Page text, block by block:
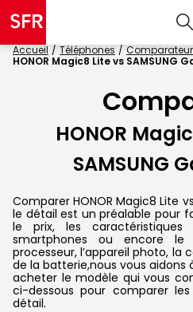
Accueil Téléphones
Comparateur
HONOR Magic8 Lite vs SAMSUNG
HONOR
SAMSUNG
Comparer HONOR Magic8 Lite
le détail est un préalable pour
le prix, les
smartphones ou encore le
processeur, l’appareil photo, la
de la batterie,nous vous
acheter le modèle qui vous
ci-dessous pour comparer
détail.